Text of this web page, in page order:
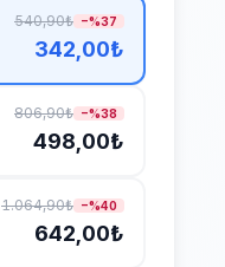
540,90₺ −%37
342,00₺
806,90₺ −%38
498,00₺
1.064,90₺ −%40
642,00₺